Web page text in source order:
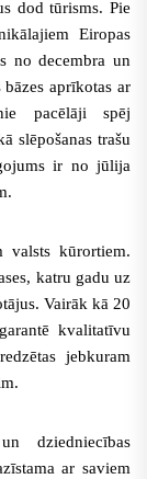
dod tūrisms. Pie
Eiropas
no decembra un
aprīkotas ar
pacēlāji spēj
slēpošanas trašu
ir no jūlija
kūrortiem.
katru gadu uz
Vairāk kā 20
kvalitatīvu
jebkuram
dziedniecības
ar saviem